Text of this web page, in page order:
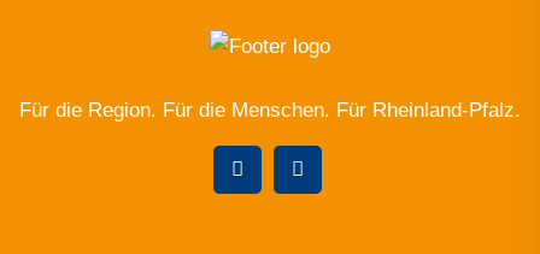
Für die Region. Für die Menschen. Für Rheinland-Pfalz.